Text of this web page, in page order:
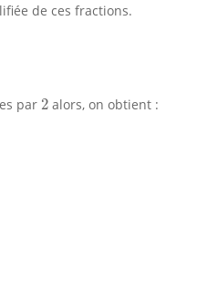
de ces fractions.
par 2
2 alors, on obtient :